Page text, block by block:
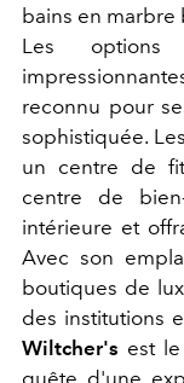
bains en
Les
reconnu pour
sophistiquée.
un centre de
centre de
intérieure et
Avec son
boutiques de
des institutions
Wiltcher's est